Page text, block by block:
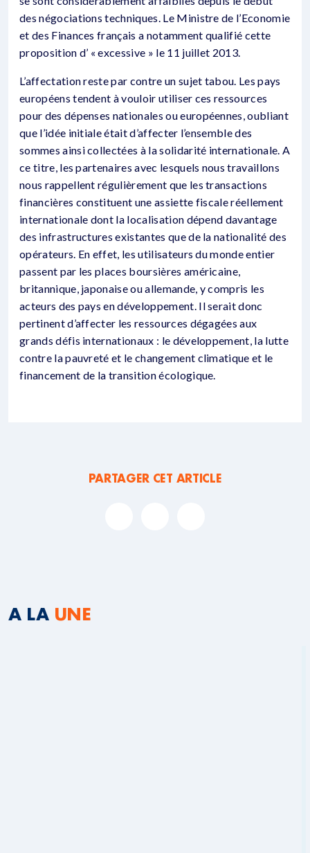
des négociations techniques. Le Ministre de l’Economie
et des Finances français a notamment qualifié cette
proposition d’ « excessive » le 11 juillet 2013.
L’affectation reste par contre un sujet tabou. Les pays
européens tendent à vouloir utiliser ces ressources
pour des dépenses nationales ou européennes, oubliant
que l’idée initiale était d’affecter l’ensemble des
sommes ainsi collectées à la solidarité internationale. A
ce titre, les partenaires avec lesquels nous travaillons
nous rappellent régulièrement que les transactions
financières constituent une assiette fiscale réellement
internationale dont la localisation dépend davantage
des infrastructures existantes que de la nationalité des
opérateurs. En effet, les utilisateurs du monde entier
passent par les places boursières américaine,
britannique, japonaise ou allemande, y compris les
acteurs des pays en développement. Il serait donc
pertinent d’affecter les ressources dégagées aux
grands défis internationaux : le développement, la lutte
contre la pauvreté et le changement climatique et le
financement de la transition écologique.
PARTAGER CET ARTICLE
A LA UNE